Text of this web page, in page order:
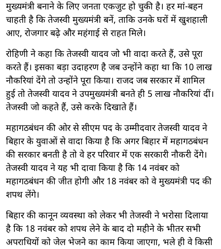
मुख्यमंत्री बनाने के लिए जनता एकजुट हो चुकी है। हर मां-बहन
चाहती है कि तेजस्वी मुख्यमंत्री बनें, ताकि उनके घरों में खुशहाली
आए, रोजगार बढ़े और महंगाई से राहत मिले।
रोहिणी ने कहा कि तेजस्वी यादव जो भी वादा करते हैं, उसे पूरा
करते हैं। इसका बड़ा उदाहरण है जब उन्होंने कहा था कि 10 लाख
नौकरियां देंगे तो उन्होंने पूरा किया। राजद जब सरकार में शामिल
हुई तो तेजस्वी यादव ने उपमुख्यमंत्री बनते ही 5 लाख नौकरियां दीं।
तेजस्वी जो कहते हैं, उसे करके दिखाते हैं।
महागठबंधन की ओर से सीएम पद के उम्मीदवार तेजस्वी यादव ने
बिहार के युवाओं से वादा किया है कि अगर बिहार में महागठबंधन
की सरकार बनती है तो वे हर परिवार में एक सरकारी नौकरी देंगे।
तेजस्वी यादव ने यह भी दावा किया है कि 14 नवंबर को
महागठबंधन की जीत होगी और 18 नवंबर को वे मुख्यमंत्री पद की
शपथ लेंगे।
बिहार की कानून व्यवस्था को लेकर भी तेजस्वी ने भरोसा दिलाया
है कि 18 नवंबर को शपथ लेने के बाद दो महीने के भीतर सभी
अपराधियों को जेल भेजने का काम किया जाएगा, भले ही वे किसी